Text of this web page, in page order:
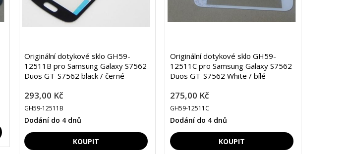
Originální dotykové sklo GH59-
12511B pro Samsung Galaxy S7562
Duos GT-S7562 black / černé
293,00 Kč
GH59-12511B
Dodání do 4 dnů
Originální dotykové sklo GH59-
12511C pro Samsung Galaxy S7562
Duos GT-S7562 White / bílé
275,00 Kč
GH59-12511C
Dodání do 4 dnů